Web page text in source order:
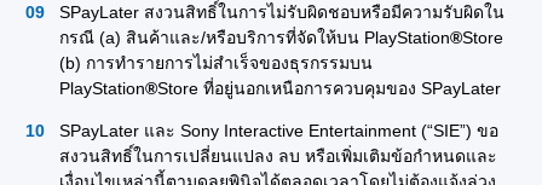
SPayLater สงวนสิทธิ์ในการไม่รับผิดชอบหรือมีความรับผิดใน
กรณี (a) สินค้าและ/หรือบริการที่จัดให้บน PlayStation®Store
(b) การทำรายการไม่สำเร็จของธุรกรรมบน
PlayStation®Store ที่อยู่นอกเหนือการควบคุมของ SPayLater
SPayLater และ Sony Interactive Entertainment (“SIE”) ขอ
สงวนสิทธิ์ในการเปลี่ยนแปลง ลบ หรือเพิ่มเติมข้อกำหนดและ